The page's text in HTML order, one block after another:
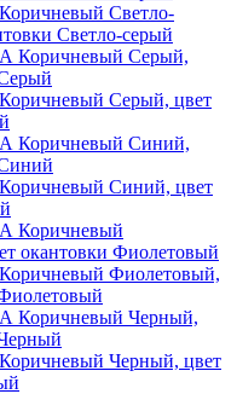
Светло-
Светло-серый
Серый, цвет
Синий, цвет
Фиолетовый,
Черный, цвет